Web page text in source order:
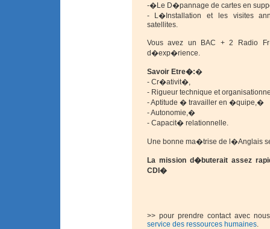
-�Le D�pannage de cartes en
-
L�Installation et les visites
satellites.
Vous avez un BAC + 2 Radio
d�exp�rience.
Savoir Etre�:�
- Cr�ativit�,
- Rigueur technique et
-Aptitude � travailler en �quipe,�
-Autonomie,�
- Capacit� relationnelle.
Une bonne ma�trise de l�Anglais
La mission d�buterait assez
CDI �
>> pour prendre contact avec
service des ressources humaines.